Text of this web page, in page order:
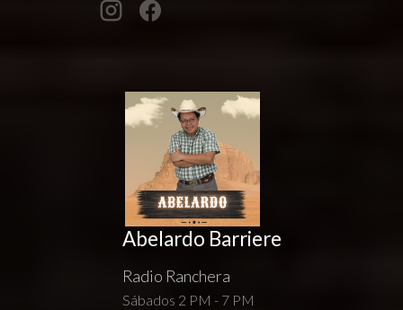
Abelardo Barriere
Radio Ranchera
Sábados 2 PM - 7 PM